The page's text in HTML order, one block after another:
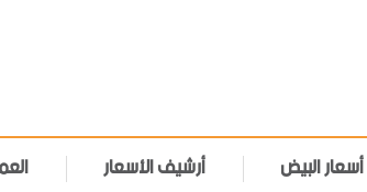
أسعار البيض أرشيف الأسعار